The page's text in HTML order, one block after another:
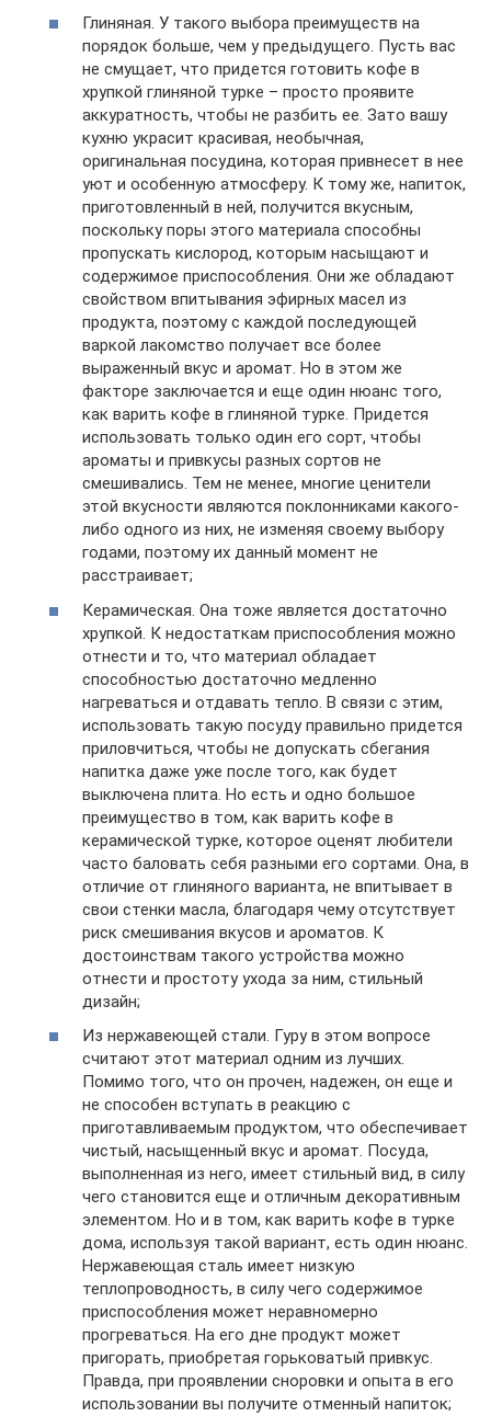
Глиняная. У такого выбора преимуществ на
порядок больше, чем у предыдущего. Пусть вас
не смущает, что придется готовить кофе в
хрупкой глиняной турке – просто проявите
аккуратность, чтобы не разбить ее. Зато вашу
кухню украсит красивая, необычная,
оригинальная посудина, которая привнесет в нее
уют и особенную атмосферу. К тому же, напиток,
приготовленный в ней, получится вкусным,
поскольку поры этого материала способны
пропускать кислород, которым насыщают и
содержимое приспособления. Они же обладают
свойством впитывания эфирных масел из
продукта, поэтому с каждой последующей
варкой лакомство получает все более
выраженный вкус и аромат. Но в этом же
факторе заключается и еще один нюанс того,
как варить кофе в глиняной турке. Придется
использовать только один его сорт, чтобы
ароматы и привкусы разных сортов не
смешивались. Тем не менее, многие ценители
этой вкусности являются поклонниками какого-
либо одного из них, не изменяя своему выбору
годами, поэтому их данный момент не
расстраивает;
Керамическая. Она тоже является достаточно
хрупкой. К недостаткам приспособления можно
отнести и то, что материал обладает
способностью достаточно медленно
нагреваться и отдавать тепло. В связи с этим,
использовать такую посуду правильно придется
приловчиться, чтобы не допускать сбегания
напитка даже уже после того, как будет
выключена плита. Но есть и одно большое
преимущество в том, как варить кофе в
керамической турке, которое оценят любители
часто баловать себя разными его сортами. Она, в
отличие от глиняного варианта, не впитывает в
свои стенки масла, благодаря чему отсутствует
риск смешивания вкусов и ароматов. К
достоинствам такого устройства можно
отнести и простоту ухода за ним, стильный
дизайн;
Из нержавеющей стали. Гуру в этом вопросе
считают этот материал одним из лучших.
Помимо того, что он прочен, надежен, он еще и
не способен вступать в реакцию с
приготавливаемым продуктом, что обеспечивает
чистый, насыщенный вкус и аромат. Посуда,
выполненная из него, имеет стильный вид, в силу
чего становится еще и отличным декоративным
элементом. Но и в том, как варить кофе в турке
дома, используя такой вариант, есть один нюанс.
Нержавеющая сталь имеет низкую
теплопроводность, в силу чего содержимое
приспособления может неравномерно
прогреваться. На его дне продукт может
пригорать, приобретая горьковатый привкус.
Правда, при проявлении сноровки и опыта в его
использовании вы получите отменный напиток;